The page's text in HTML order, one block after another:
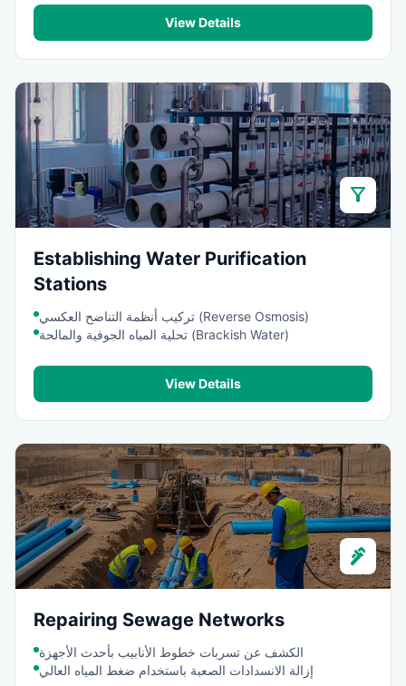
View Details
filter_alt
Establishing Water Purification
Stations
تركيب أنظمة التناضح العكسي (Reverse Osmosis)
تحلية المياه الجوفية والمالحة (Brackish Water)
View Details
plumbing
Repairing Sewage Networks
الكشف عن تسربات خطوط الأنابيب بأحدث الأجهزة
إزالة الانسدادات الصعبة باستخدام ضغط المياه العالي